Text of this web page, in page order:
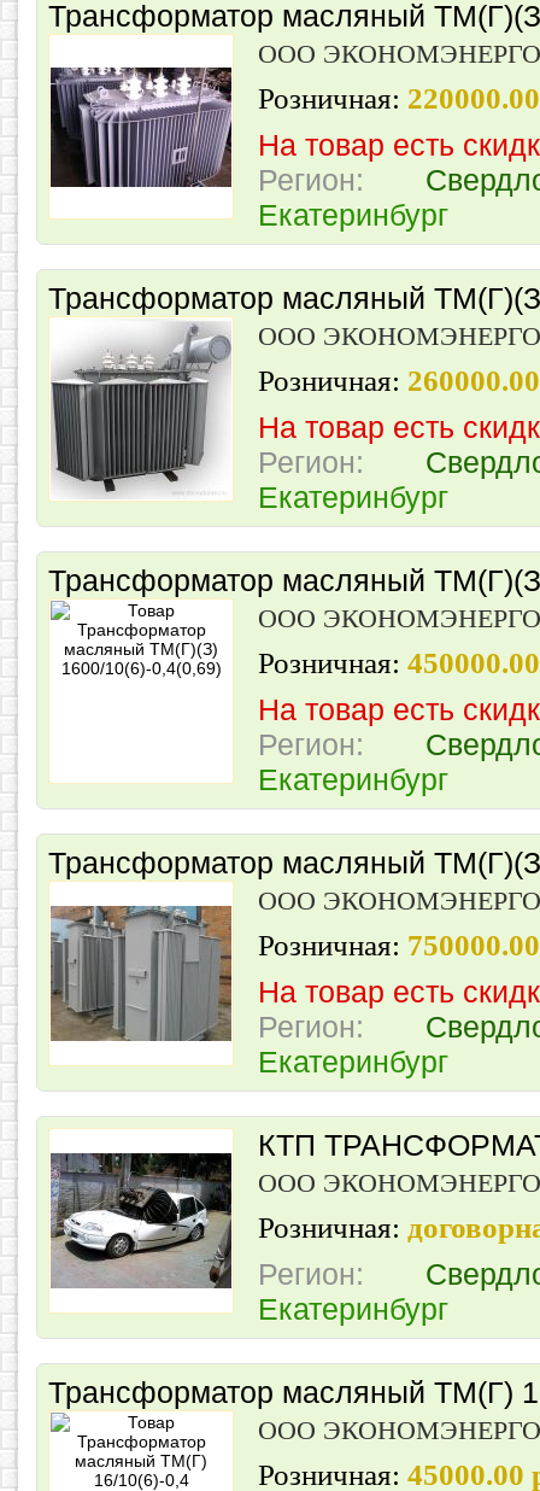
Трансформатор масляный
ООО ЭКОНОМЭНЕРГО
Розничная:
На товар есть
Регион:
Екатеринбург
Трансформатор масляный
ООО ЭКОНОМЭНЕРГО
Розничная:
На товар есть
Регион:
Екатеринбург
Трансформатор масляный
ООО ЭКОНОМЭНЕРГО
Розничная:
На товар есть
Регион:
Екатеринбург
Трансформатор масляный
ООО ЭКОНОМЭНЕРГО
Розничная:
На товар есть
Регион:
Екатеринбург
КТП
ООО ЭКОНОМЭНЕРГО
Розничная:
Регион:
Екатеринбург
Трансформатор масляный ТМ(Г)
ООО ЭКОНОМЭНЕРГО
Розничная: 45000.00